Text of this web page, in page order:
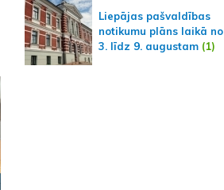
Liepājas pašvaldības
notikumu plāns laikā no
3. līdz 9. augustam (1)